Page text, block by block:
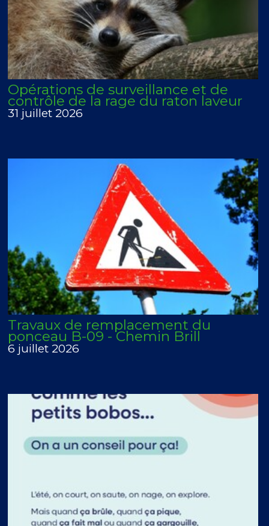
Opérations de surveillance et de
contrôle de la rage du raton laveur
31 juillet 2026
Travaux de remplacement du
ponceau B-09 - Chemin Brill
6 juillet 2026